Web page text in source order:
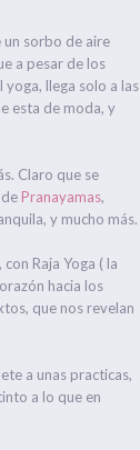
un sorbo de aire
a pesar de los
yoga, llega solo a las
esta de moda, y
Claro que se
Pranayamas,
y mucho más.
, con Raja Yoga ( la
hacia los
que nos revelan
a unas practicas,
a lo que en